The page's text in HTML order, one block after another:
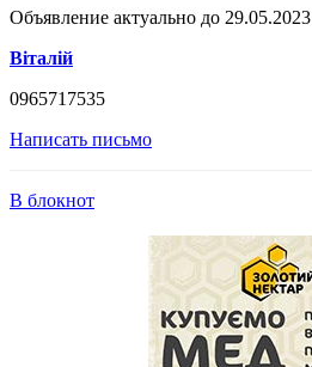
Объявление актуально до 29.05.2023
Віталій
0965717535
Написать письмо
В блокнот